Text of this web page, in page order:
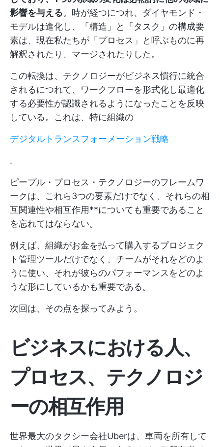
影響を与える。時が経つにつれ、ダイヤモンド・
モデルは進化し、「構造」と「タスク」の構成要
素は、現在私たちが「プロセス」と呼ぶものに再
解釈されたり、マージされたりした。
この転換は、テクノロジーがビジネス慣行に統合
されるにつれて、ワークフローを形式化し最適化
する必要性が認識されるようになったことを反映
している。これは、特に組織の
デジタルトランスフォーメーション戦略
.
ピープル・プロセス・テクノロジーのフレームワ
ークは、これら3つの要素だけでなく、それらの相
互関連性や相互作用**についても重要であること
を忘れてはならない。
例えば、組織がお金を払って購入するプロジェク
ト管理ツールだけでなく、チームがそれをどのよ
うに使い、それが彼らのパフォーマンスをどのよ
うな形にしているかも重要である。
次回は、その点を探ってみよう。
ビジネスにおける人、
プロセス、テクノロジ
ーの相互作用
世界最大のタクシー会社Uberは、車両を所有して